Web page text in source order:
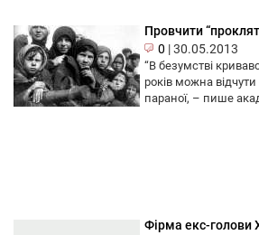
Провчити
0 |30.05.2013
“В безумстві
років можна відчути
параної, – пише
Фірма екс-голови